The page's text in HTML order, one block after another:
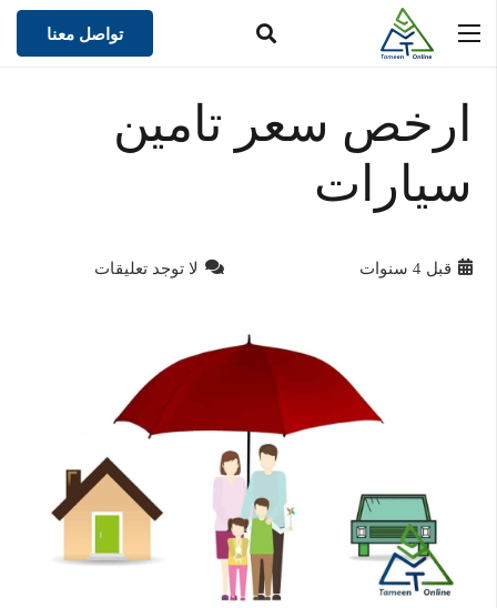
تواصل معنا
ارخص سعر تامين
سيارات
قبل 4 سنوات لا توجد تعليقات